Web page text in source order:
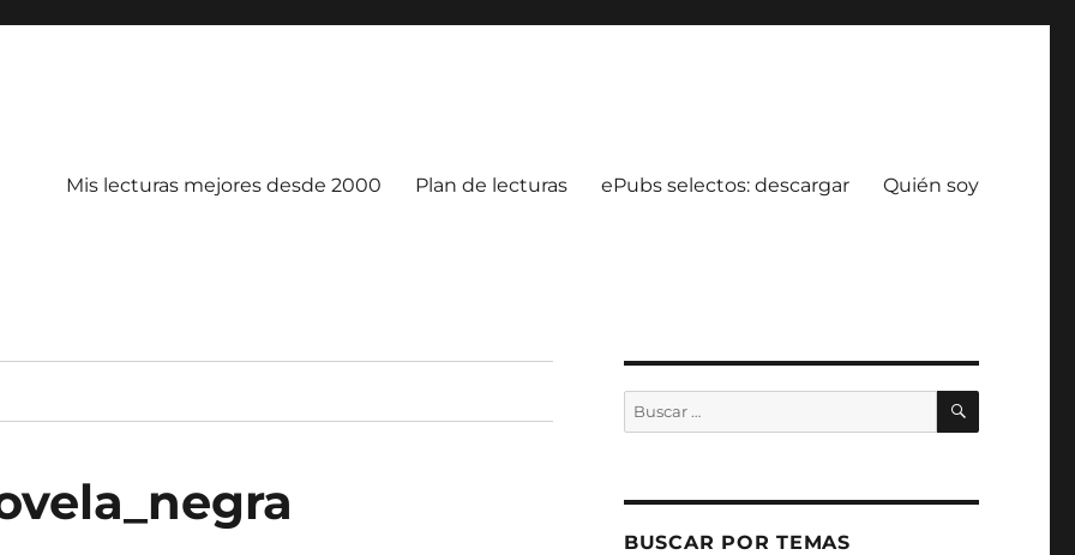
Mis lecturas mejores desde 2000 Plan de lecturas ePubs selectos: descargar Quién soy
Buscar
por:
BUSCAR
BUSCAR POR TEMAS